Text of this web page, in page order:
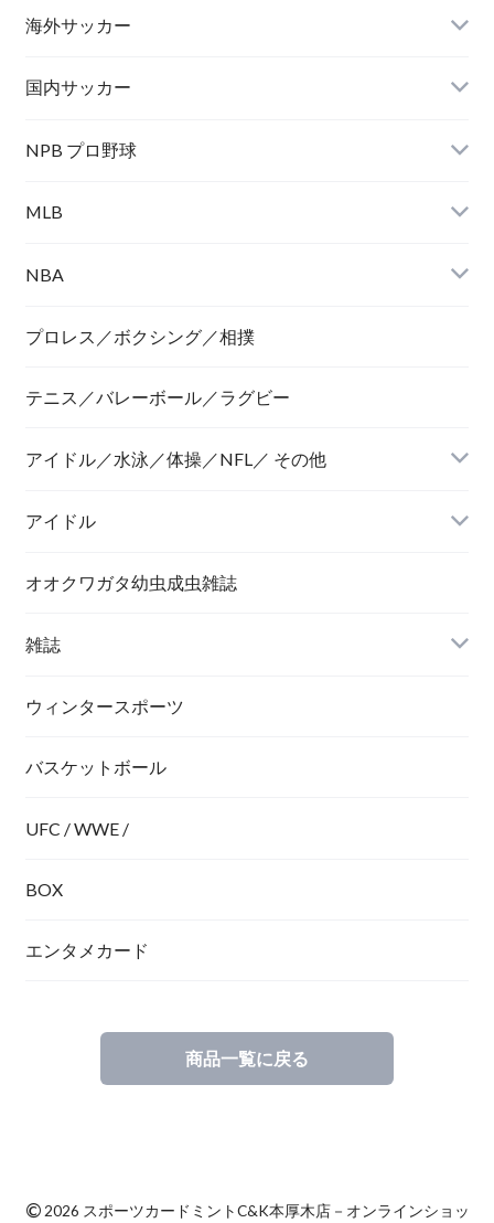
海外サッカー
国内サッカー
NPB プロ野球
MLB
NBA
プロレス／ボクシング／相撲
テニス／バレーボール／ラグビー
アイドル／水泳／体操／NFL／ その他
アイドル
オオクワガタ幼虫成虫雑誌
雑誌
ウィンタースポーツ
バスケットボール
UFC / WWE /
BOX
エンタメカード
商品一覧に戻る
©2026 スポーツカードミントC&K本厚木店－オンラインショッ